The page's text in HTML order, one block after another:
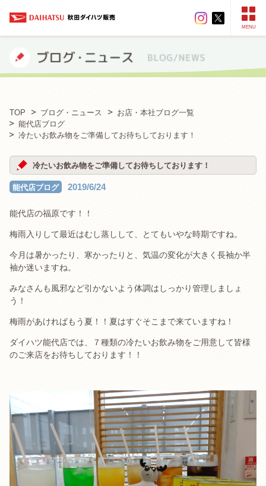
MENU
TOP ブログ・ニュース
お店・本社ブログ一覧
能代店ブログ
冷たいお飲み物をご準備してお待ちしております！
冷たいお飲み物をご準備してお待ちしております！
能代店ブログ 2019/6/24
能代店の福原です！！
梅雨入りして最近はむし蒸しして、とてもいやな時期ですね。
今月は暑かったり、寒かったりと、気温の変化が大きく長袖か半
袖か迷いますね。
みなさんも風邪など引かないよう体調はしっかり管理しましょ
う！
梅雨があければもう夏！！夏はすぐそこまで来ていますね！
ダイハツ能代店では、７種類の冷たいお飲み物をご用意して皆様
のご来店をお待ちしております！！